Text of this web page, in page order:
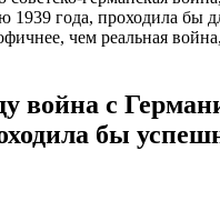
1939 года, проходила бы
чем реальная
война с
бы